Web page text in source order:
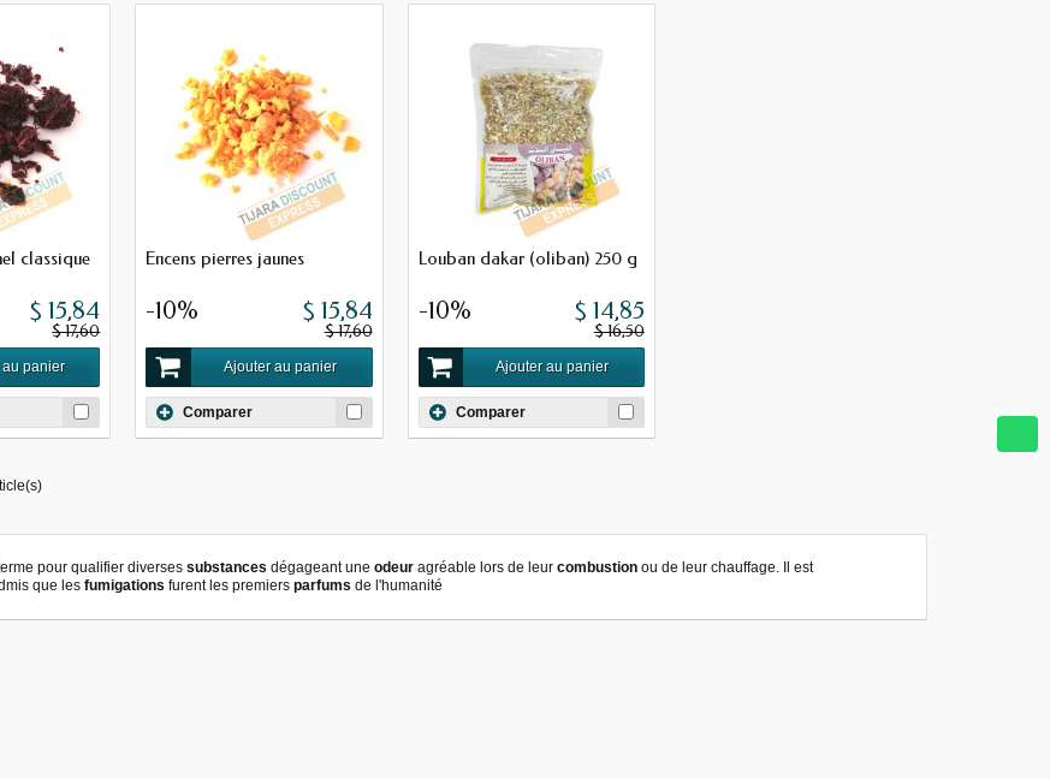
classique
$ 15,84
$ 17,60
panier
Encens pierres jaunes
-10% $ 15,84
$ 17,60
Ajouter au panier
Comparer
Louban dakar (oliban) 250 g
-10% $ 14,85
$ 16,50
Ajouter au panier
Comparer
pour qualifier diversessubstances dégageant uneodeur agréable lors de leurcombustion ou de leur chauffage. Il est
que lesfumigations furent les premiersparfums de l'humanité